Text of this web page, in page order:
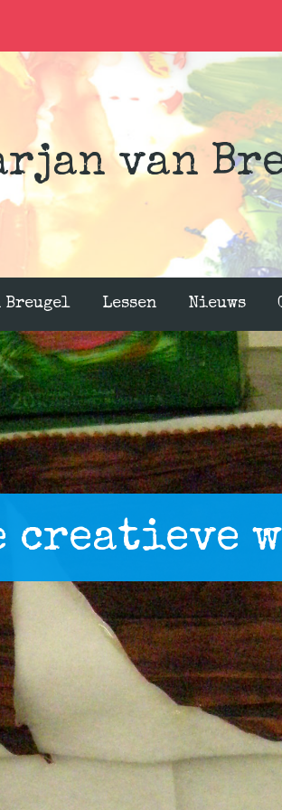
van
Breugel Lessen Nieuws